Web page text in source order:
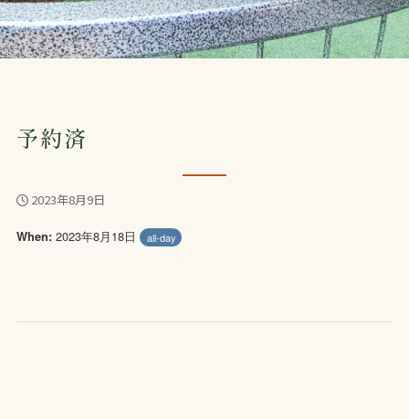
予約済
2023年8月9日
When: 2023年8月18日 all-day